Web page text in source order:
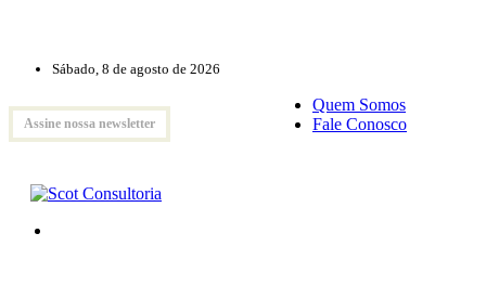
Sábado, 8 de agosto de 2026
Assine nossa newsletter
Quem Somos
Fale Conosco